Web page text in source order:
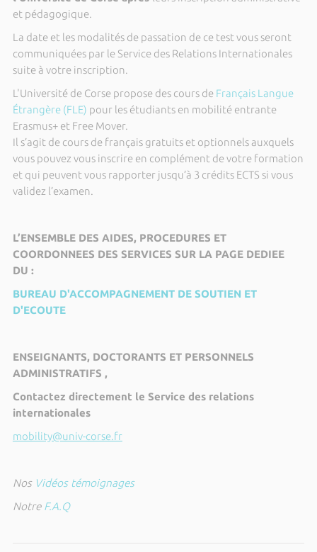
et pédagogique.
La date et les modalités de passation de ce test vous seront
communiquées par le Service des Relations Internationales
suite à votre inscription.
L'Université de Corse propose des cours de Français Langue
Étrangère (FLE) pour les étudiants en mobilité entrante
Erasmus+ et Free Mover.
Il s’agit de cours de français gratuits et optionnels auxquels
vous pouvez vous inscrire en complément de votre formation
et qui peuvent vous rapporter jusqu’à 3 crédits ECTS si vous
validez l’examen.
L’ENSEMBLE DES AIDES, PROCEDURES ET
COORDONNEES DES SERVICES SUR LA PAGE DEDIEE
DU :
BUREAU D'ACCOMPAGNEMENT DE SOUTIEN ET
D'ECOUTE
ENSEIGNANTS, DOCTORANTS ET PERSONNELS
ADMINISTRATIFS ,
Contactez directement le Service des relations
internationales
mobility@univ-corse.fr
Nos Vidéos témoignages
Notre F.A.Q